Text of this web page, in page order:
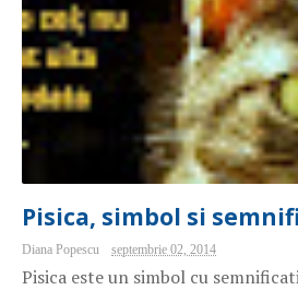
Pisica, simbol si
Diana Popescu septembrie 02, 2014
Pisica este un simbol cu